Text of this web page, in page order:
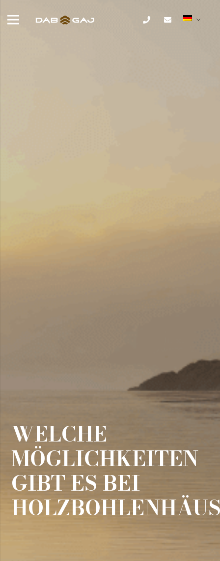
WELCHE
MÖGLICHKEITEN
GIBT ES BEI